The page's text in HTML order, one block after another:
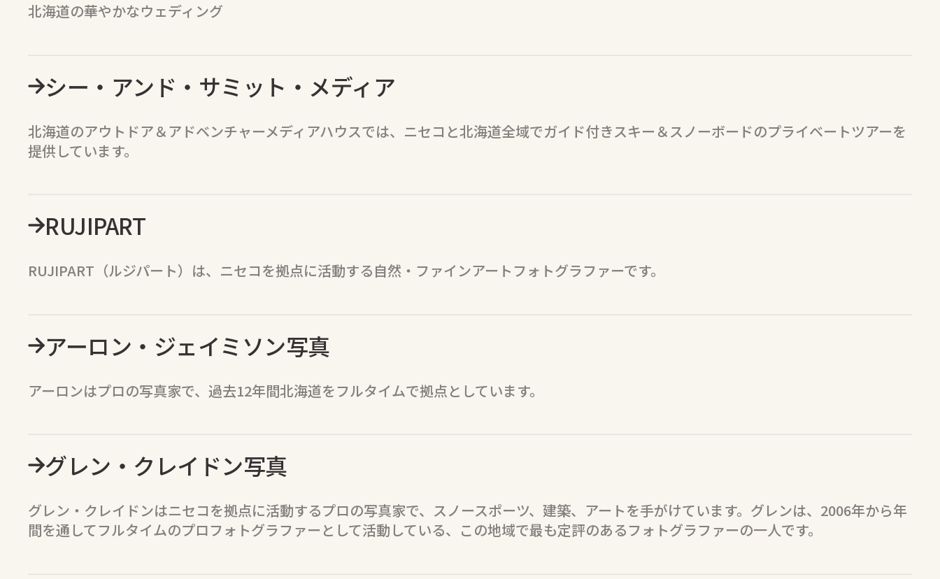
北海道の華やかなウェディング
シー・アンド・サミット・メディア
北海道のアウトドア＆アドベンチャーメディアハウスでは、ニセコと北海道全域でガイド付きスキー＆スノーボードのプライベートツアーを
提供しています。
RUJIPART
RUJIPART（ルジパート）は、ニセコを拠点に活動する自然・ファインアートフォトグラファーです。
アーロン・ジェイミソン写真
アーロンはプロの写真家で、過去12年間北海道をフルタイムで拠点としています。
グレン・クレイドン写真
グレン・クレイドンはニセコを拠点に活動するプロの写真家で、スノースポーツ、建築、アートを手がけています。グレンは、2006年から年
間を通してフルタイムのプロフォトグラファーとして活動している、この地域で最も定評のあるフォトグラファーの一人です。